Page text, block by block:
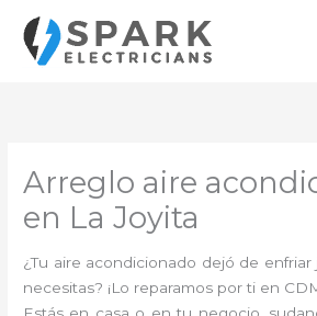
contenido
Arreglo aire
en La Joyita
¿Tu aire acondicionado dejó de
necesitas? ¡Lo reparamos por ti en